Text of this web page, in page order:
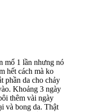
mổ 1 lần nhưng nó
hết cách mà ko
phần da cho chảy
Khoảng 3 ngày
thêm vài ngày
và bong da. Thật